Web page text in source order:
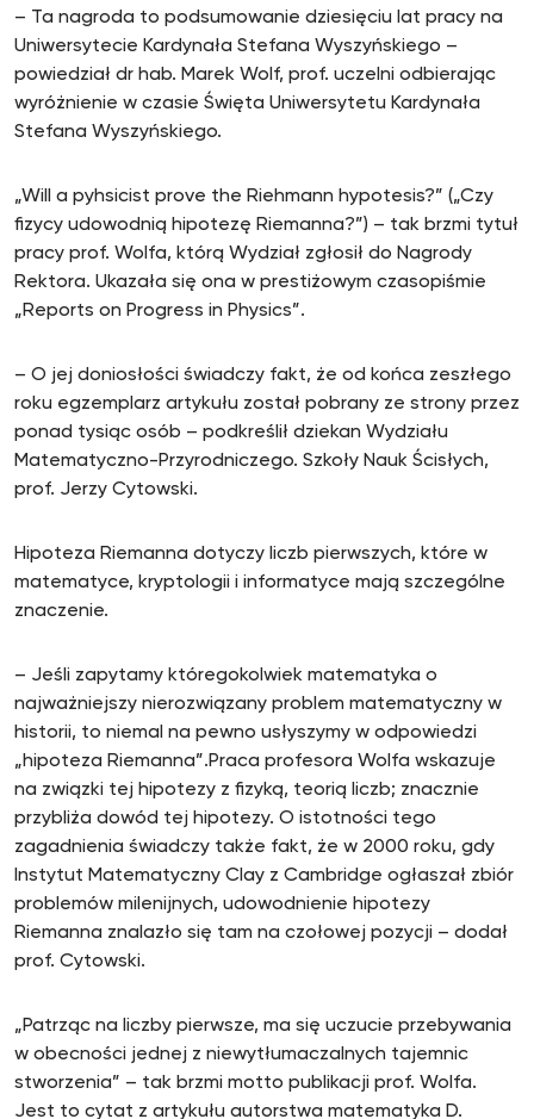
– Ta nagroda to podsumowanie dziesięciu lat pracy na
Uniwersytecie Kardynała Stefana Wyszyńskiego –
powiedział dr hab. Marek Wolf, prof. uczelni odbierając
wyróżnienie w czasie Święta Uniwersytetu Kardynała
Stefana Wyszyńskiego.
„Will a pyhsicist prove the Riehmann hypotesis?” („Czy
fizycy udowodnią hipotezę Riemanna?”) – tak brzmi tytuł
pracy prof. Wolfa, którą Wydział zgłosił do Nagrody
Rektora. Ukazała się ona w prestiżowym czasopiśmie
„Reports on Progress in Physics”.
– O jej doniosłości świadczy fakt, że od końca zeszłego
roku egzemplarz artykułu został pobrany ze strony przez
ponad tysiąc osób – podkreślił dziekan Wydziału
Matematyczno-Przyrodniczego. Szkoły Nauk Ścisłych,
prof. Jerzy Cytowski.
Hipoteza Riemanna dotyczy liczb pierwszych, które w
matematyce, kryptologii i informatyce mają szczególne
znaczenie.
– Jeśli zapytamy któregokolwiek matematyka o
najważniejszy nierozwiązany problem matematyczny w
historii, to niemal na pewno usłyszymy w odpowiedzi
„hipoteza Riemanna”.Praca profesora Wolfa wskazuje
na związki tej hipotezy z fizyką, teorią liczb; znacznie
przybliża dowód tej hipotezy. O istotności tego
zagadnienia świadczy także fakt, że w 2000 roku, gdy
Instytut Matematyczny Clay z Cambridge ogłaszał zbiór
problemów milenijnych, udowodnienie hipotezy
Riemanna znalazło się tam na czołowej pozycji – dodał
prof. Cytowski.
„Patrząc na liczby pierwsze, ma się uczucie przebywania
w obecności jednej z niewytłumaczalnych tajemnic
stworzenia” – tak brzmi motto publikacji prof. Wolfa.
Jest to cytat z artykułu autorstwa matematyka D.